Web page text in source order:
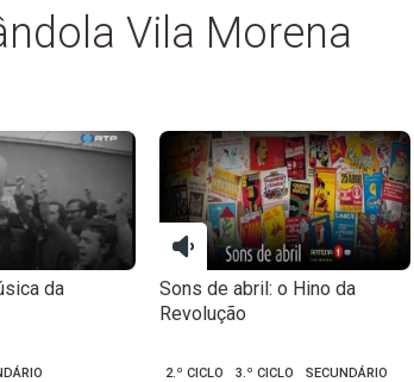
Vila Morena
da
Sons de abril: o Hino da
Revolução
2.º CICLO 3.º CICLO SECUNDÁRIO